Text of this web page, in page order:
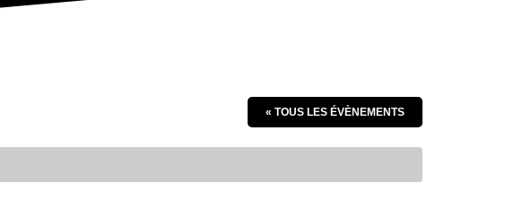
« TOUS LES ÉVÈNEMENTS